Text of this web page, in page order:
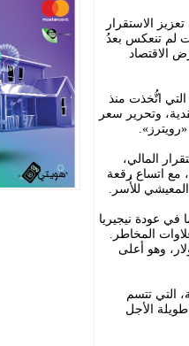
الاستقرار
لم تنعكس بعدُ
الاقتصاد
اتُّخذت منذ
وتحرير سعر
المالي،
حيث يُقدَّر معدل الفقر بنحو 63 في المائة، مع اتساع رقعة
للأُسر.
عودة نيجيريا
المخاطر.
إجمالي الاحتياطات الأجنبية بنحو 50 مليار دولار، وهو أعلى
التي تتسم
طويلة الأجل